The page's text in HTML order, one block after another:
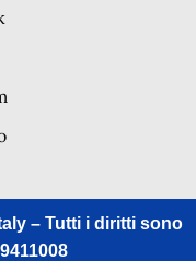
– Tutti i diritti sono